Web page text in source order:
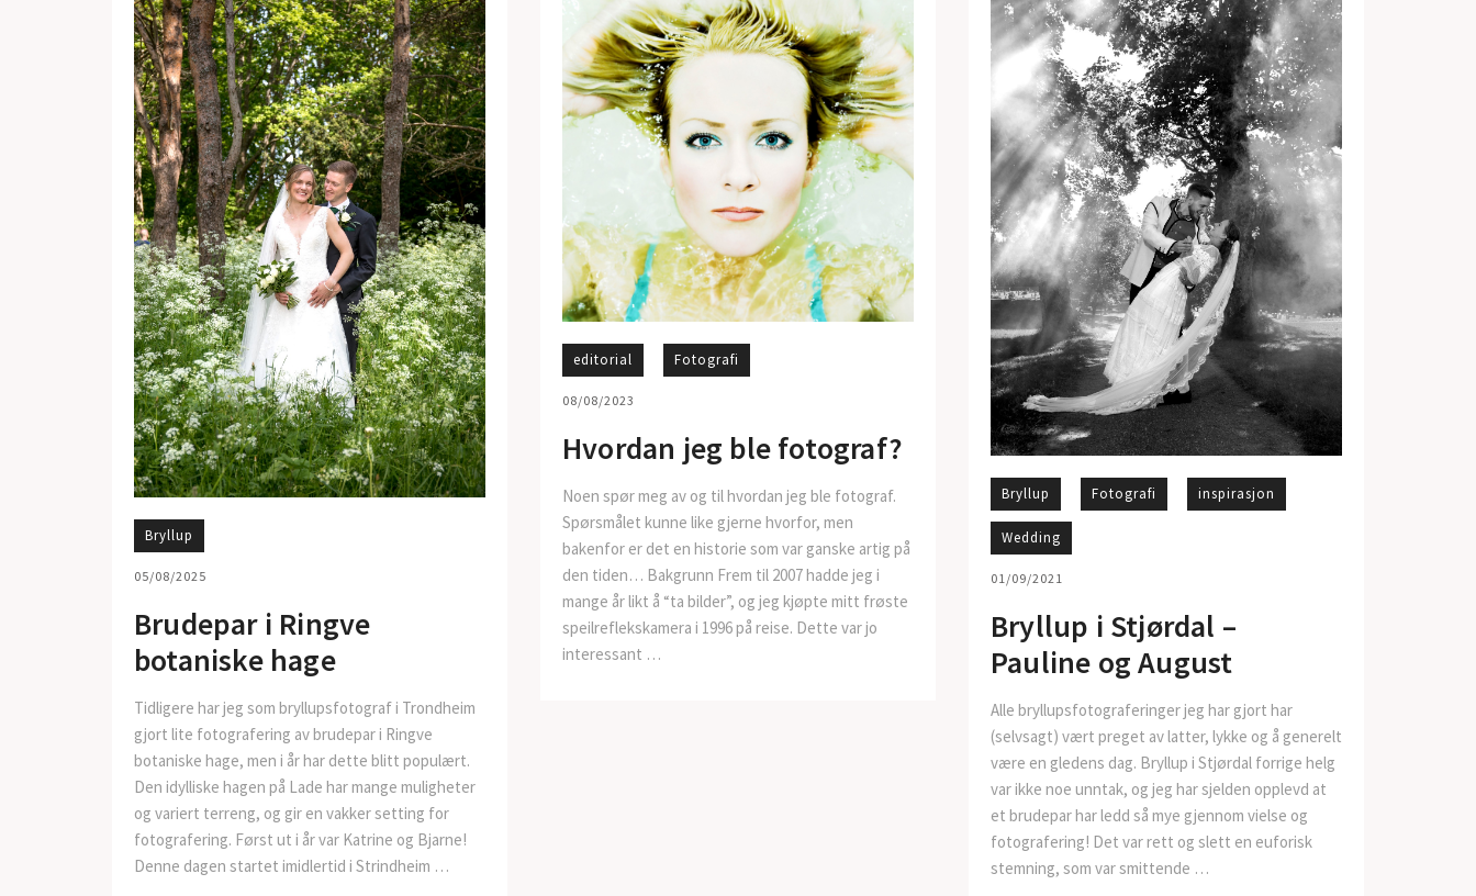
Bryllup
05/08/2025
Brudepar i Ringve
botaniske hage
Tidligere har jeg som bryllupsfotograf i Trondheim
gjort lite fotografering av brudepar i Ringve
botaniske hage, men i år har dette blitt populært.
Den idylliske hagen på Lade har mange muligheter
og variert terreng, og gir en vakker setting for
fotografering. Først ut i år var Katrine og Bjarne!
Denne dagen startet imidlertid i Strindheim …
editorial Fotografi
08/08/2023
Hvordan jeg ble fotograf?
Noen spør meg av og til hvordan jeg ble fotograf.
Spørsmålet kunne like gjerne hvorfor, men
bakenfor er det en historie som var ganske artig på
den tiden… Bakgrunn Frem til 2007 hadde jeg i
mange år likt å “ta bilder”, og jeg kjøpte mitt frøste
speilreflekskamera i 1996 på reise. Dette var jo
interessant …
Bryllup Fotografi inspirasjon
Wedding
01/09/2021
Bryllup i Stjørdal –
Pauline og August
Alle bryllupsfotograferinger jeg har gjort har
(selvsagt) vært preget av latter, lykke og å generelt
være en gledens dag. Bryllup i Stjørdal forrige helg
var ikke noe unntak, og jeg har sjelden opplevd at
et brudepar har ledd så mye gjennom vielse og
fotografering! Det var rett og slett en euforisk
stemning, som var smittende …